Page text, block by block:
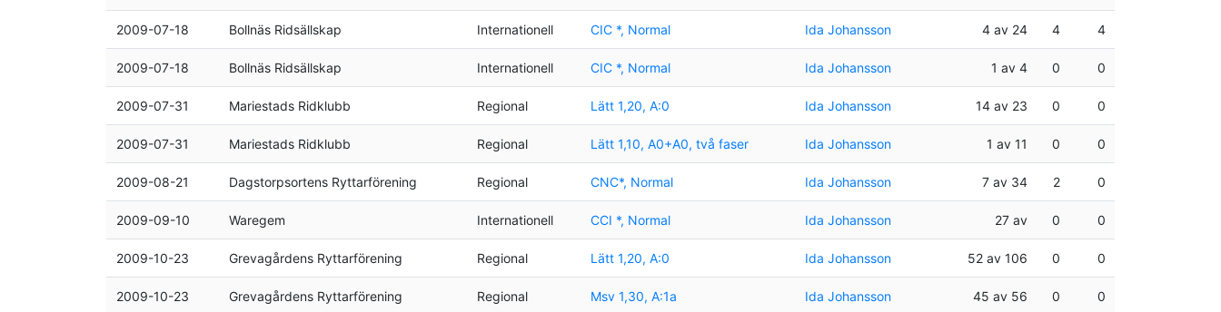
2009-07-18 Bollnäs Ridsällskap Internationell CIC *, Normal Ida Johansson 4 av 24 4 4
2009-07-18 Bollnäs Ridsällskap Internationell CIC *, Normal Ida Johansson 1 av 4 0 0
2009-07-31 Mariestads Ridklubb Regional Lätt 1,20, A:0 Ida Johansson 14 av 23 0 0
2009-07-31 Mariestads Ridklubb Regional Lätt 1,10, A0+A0, två faser Ida Johansson 1 av 11 0 0
2009-08-21 Dagstorpsortens Ryttarförening Regional CNC*, Normal Ida Johansson 7 av 34 2 0
2009-09-10 Waregem Internationell CCI *, Normal Ida Johansson 27 av 0 0
2009-10-23 Grevagårdens Ryttarförening Regional Lätt 1,20, A:0 Ida Johansson 52 av 106 0 0
2009-10-23 Grevagårdens Ryttarförening Regional Msv 1,30, A:1a Ida Johansson 45 av 56 0 0